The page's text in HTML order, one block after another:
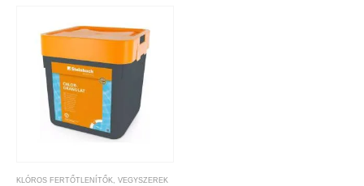
KLÓROS FERTŐTLENÍTŐK VEGYSZEREK